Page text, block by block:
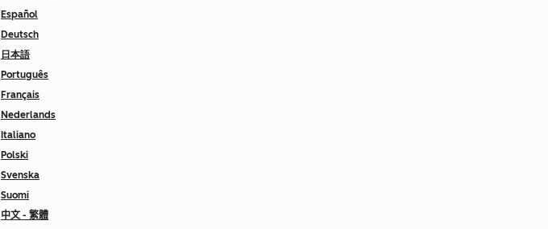
Español
Deutsch
日本語
Português
Français
Nederlands
Italiano
Polski
Svenska
Suomi
中文 - 繁體